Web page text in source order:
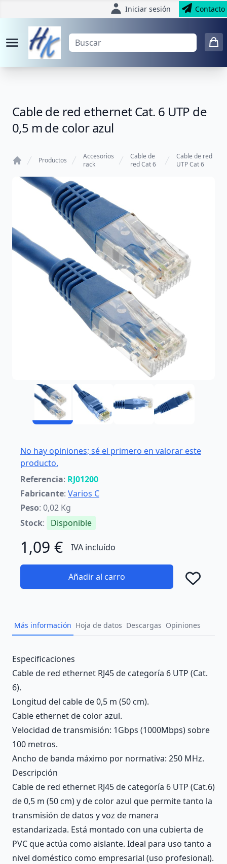
Iniciar sesión Contacto
Cable de red ethernet Cat. 6 UTP de
0,5 m de color azul
Productos
Accesorios
rack
Cable de
red Cat 6
Cable de red
UTP Cat 6
No hay opiniones; sé el primero en valorar este
producto.
Referencia: RJ01200
Fabricante: Varios C
Peso: 0,02 Kg
Stock: Disponible
1,09 € IVA incluído
Añadir al carro
Más información Hoja de datos Descargas Opiniones
Description
Especificaciones
Cable de red ethernet RJ45 de categoría 6 UTP (Cat.
6).
Longitud del cable de 0,5 m (50 cm).
Cable ethernet de color azul.
Velocidad de transmisión: 1Gbps (1000Mbps) sobre
100 metros.
Ancho de banda máximo por normativa: 250 MHz.
Descripción
Cable de red ethernet RJ45 de categoría 6 UTP (Cat.6)
de 0,5 m (50 cm) y de color azul que permite tanto la
transmisión de datos y voz de manera
estandarizada. Está montado con una cubierta de
PVC que actúa como aislante. Ideal para uso tanto a
nivel doméstico como empresarial (uso profesional).